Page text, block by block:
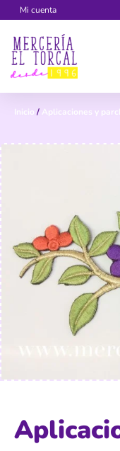
Mi cuenta
Inicio / Aplicaciones y